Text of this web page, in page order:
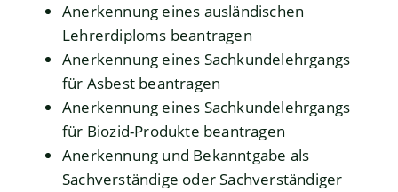
Anerkennung eines ausländischen
Lehrerdiploms beantragen
Anerkennung eines Sachkundelehrgangs
für Asbest beantragen
Anerkennung eines Sachkundelehrgangs
für Biozid-Produkte beantragen
Anerkennung und Bekanntgabe als
Sachverständige oder Sachverständiger